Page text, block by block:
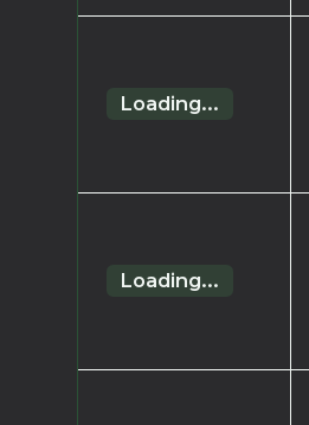
Loading...
Loading...